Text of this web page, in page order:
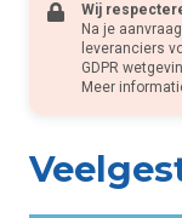
Wij
Na je
leveranciers
GDPR
Meer